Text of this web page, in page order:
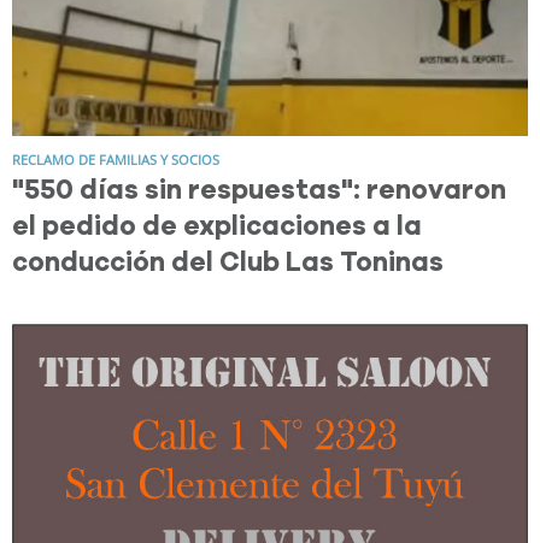
RECLAMO DE FAMILIAS Y SOCIOS
"550 días sin respuestas": renovaron
el pedido de explicaciones a la
conducción del Club Las Toninas